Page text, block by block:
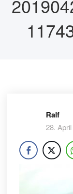
Ralf
28.